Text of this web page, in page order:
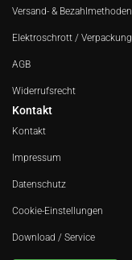
Versand- & Bezahlmethoden
Elektroschrott / Verpackung
AGB
Widerrufsrecht
Kontakt
Kontakt
Impressum
Datenschutz
Cookie-Einstellungen
Download / Service